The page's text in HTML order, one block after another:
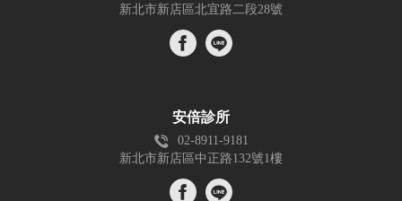
新北市新店區北宜路二段28號
安倍診所
02-8911-9181
新北市新店區中正路132號1樓